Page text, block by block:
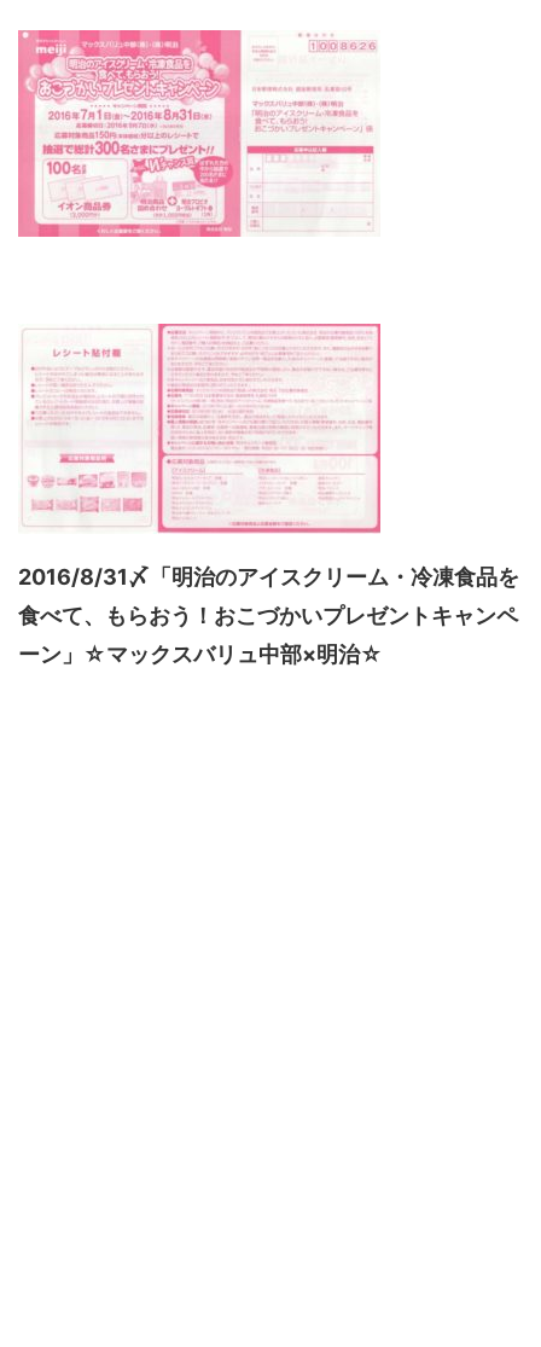
2016/8/31〆「明治のアイスクリーム・冷凍食品を
食べて、もらおう！おこづかいプレゼントキャンペ
ーン」☆マックスバリュ中部×明治☆